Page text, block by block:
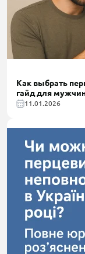
Как выбрать
гайд для
11.01.2026